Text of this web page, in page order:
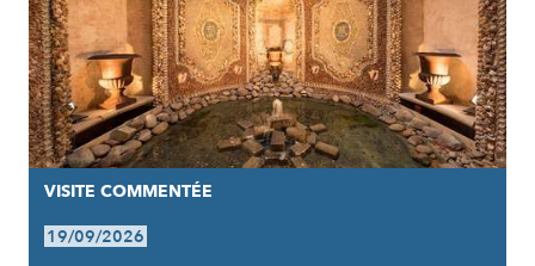
VISITE COMMENTÉE
19/09/2026